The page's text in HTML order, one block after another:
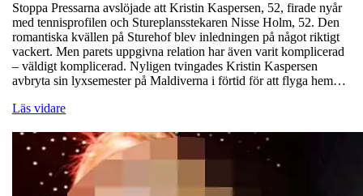
Stoppa Pressarna avslöjade att Kristin Kaspersen, 52, firade nyår
med tennisprofilen och Stureplansstekaren Nisse Holm, 52. Den
romantiska kvällen på Sturehof blev inledningen på något riktigt
vackert. Men parets uppgivna relation har även varit komplicerad
– väldigt komplicerad. Nyligen tvingades Kristin Kaspersen
avbryta sin lyxsemester på Maldiverna i förtid för att flyga hem…
Läs vidare